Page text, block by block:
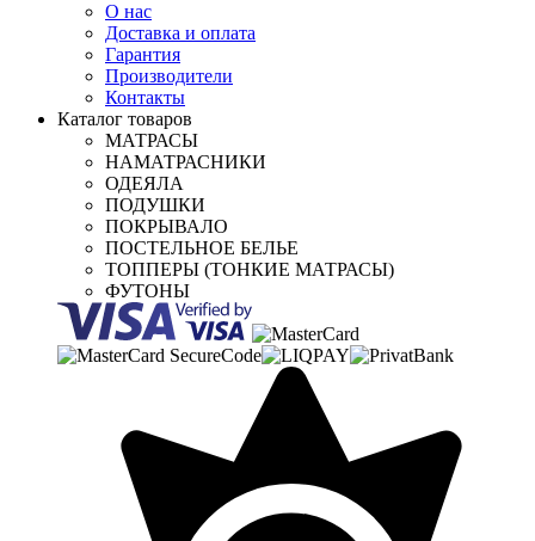
О нас
Доставка и оплата
Гарантия
Производители
Контакты
Каталог товаров
МАТРАСЫ
НАМАТРАСНИКИ
ОДЕЯЛА
ПОДУШКИ
ПОКРЫВАЛО
ПОСТЕЛЬНОЕ БЕЛЬЕ
ТОППЕРЫ (ТОНКИЕ МАТРАСЫ)
ФУТОНЫ